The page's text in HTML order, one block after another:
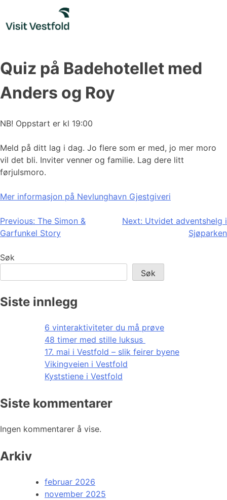
content
Quiz på Badehotellet med
Anders og Roy
NB! Oppstart er kl 19:00
Meld på ditt lag i dag. Jo flere som er med, jo mer moro
vil det bli. Inviter venner og familie. Lag dere litt
førjulsmoro.
Mer informasjon på Nevlunghavn Gjestgiveri
Innleggsnavigasjon
Previous: The Simon &
Garfunkel Story
Next: Utvidet adventshelg i
Sjøparken
Søk
Søk
Siste innlegg
6 vinteraktiviteter du må prøve
48 timer med stille luksus
17. mai i Vestfold – slik feirer byene
Vikingveien i Vestfold
Kyststiene i Vestfold
Siste kommentarer
Ingen kommentarer å vise.
Arkiv
februar 2026
november 2025